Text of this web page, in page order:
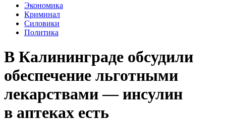
Экономика
Криминал
Силовики
Политика
В Калининграде обсудили
обеспечение льготными
лекарствами — инсулин
в аптеках есть